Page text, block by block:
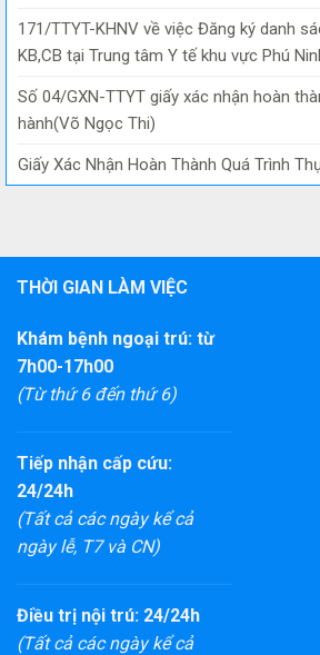
171/TTYT-KHNV về việc Đăng ký danh
KB,CB tại Trung tâm Y tế khu vực Phú
Số 04/GXN-TTYT giấy xác nhận hoàn
hành(Võ Ngọc Thi)
Giấy Xác Nhận Hoàn Thành Quá Trình
THỜI GIAN LÀM VIỆC
Khám bệnh ngoại trú: từ
7h00-17h00
(Từ thứ 6 đến thứ 6)
Tiếp nhận cấp cứu:
24/24h
(Tất cả các ngày kể cả
ngày lễ, T7 và CN)
Điều trị nội trú: 24/24h
(Tất cả các ngày kể cả